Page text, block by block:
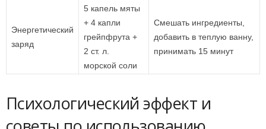
Энергетический
заряд
5 капель мяты
+ 4 капли
грейпфрута +
2 ст. л.
морской соли
Смешать ингредиенты,
добавить в теплую ванну,
принимать 15 минут
Психологический эффект и